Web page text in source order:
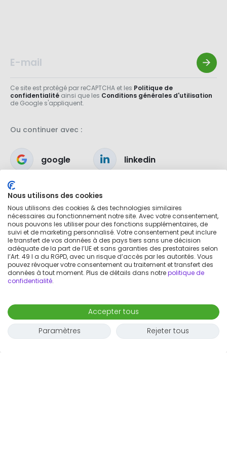
Ce site est protégé par reCAPTCHA et les Politique de
confidentialité ainsi que les Conditions générales d'utilisation
de Google s'appliquent.
Ou continuer avec :
google linkedin
apple
Nous utilisons des cookies
Nous utilisons des cookies & des technologies similaires
nécessaires au fonctionnement notre site. Avec votre consentement,
nous pouvons les utiliser pour des fonctions supplémentaires, de
suivi et de marketing personnalisé. Votre consentement peut inclure
le transfert de vos données à des pays tiers sans une décision
adéquate de la part de l’UE et sans garanties des prestataires selon
l’Art. 49 I a du RGPD, avec un risque d’accès par les autorités. Vous
pouvez révoquer votre consentement au traitement et transfert des
données à tout moment. Plus de détails dans notrepolitique de
confidentialité.
Accepter tous
Paramètres
Rejeter tous